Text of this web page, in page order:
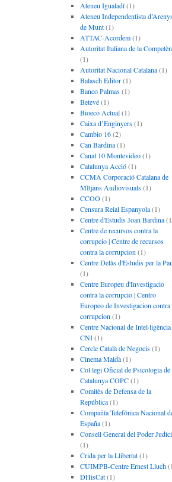
Ateneu Igualadí(1)
Ateneu Independentista
de Munt(1)
ATTAC-Acordem(1)
Autoritat Italiana de la
(1)
Autoritat Nacional Catalana(1)
Balasch Editor(1)
Banco Palmas(1)
Betevé(1)
Bioeco Actual(1)
Caixa d’Enginyers(1)
Cambio 16(2)
Can Bardina(1)
Canal 10 Montevideo(1)
Catalunya Acció(1)
CCMA Corporació Catalana de
MItjans Audiovisuals(1)
CCOO(1)
Censura Reial Espanyola(1)
Centre d'Estudis Joan Bardina
Centre de recursos contra la
corrupcio | Centre de recursos
contra la corrupcion (1)
Centre Delàs d'Estudis per la Pau
(1)
Centre Europeu d'Investigacio
contra la corrupcio | Centro
Europeo de Investigacion contra
corrupcion (1)
Centre Nacional de Intel·ligència
CNI(1)
Cercle Català de Negocis(1)
Cinema Maldà(1)
Col·legi Oficial de Psicologia de
Catalunya COPC(1)
Comitès de Defensa de la
República(1)
Compañía Telefónica Nacional
España(1)
Consell General del Poder
(1)
Crida per la Llibertat(1)
CUIMPB-Centre Ernest Lluch
DHisCat(1)